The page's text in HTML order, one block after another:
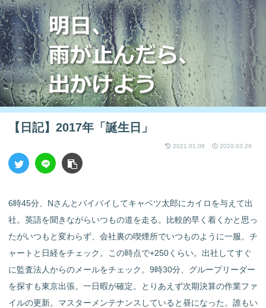
【日記】2017年「誕生日」
2021.01.08 2020.03.29
6時45分、Nさんとバイバイしてキャベツ太郎にカイロを与えて出
社。英語を聞きながらいつもの道を走る。比較的早く着くかと思っ
たがいつもと変わらず、会社裏の喫煙所でいつものように一服。チ
ャートと日経をチェック。この時点で+250くらい。出社してすぐ
に監査法人からのメールをチェック。9時30分、グループリーダー
を探すも東京出張。一日暇が確定。とりあえず次期決算の作業ファ
イルの更新。マスターメンテナンスしていると昼になった。誰もい